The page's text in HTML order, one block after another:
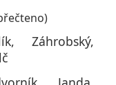
Záhrobský,